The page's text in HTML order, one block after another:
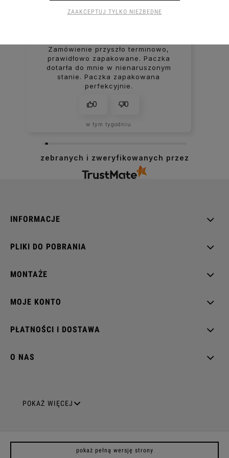
Zamówienie przyszło terminowo,
prawidłowo zapakowane. Paczka
dotarła do mnie w nienaruszonym
stanie. Paczka zapakowana
perfekcyjnie.
0 0
w tym tygodniu
zebranych i zweryfikowanych przez
INFORMACJE
PLIKI DO POBRANIA
MONTAŻE
MOJE KONTO
PŁATNOŚCI I DOSTAWA
O NAS
GNIAZDA ELEKTRYCZNE
Gniazda podwójne z uziemieniem
POKAŻ WIĘCEJ
pokaż pełną wersję strony
ZAAKCEPTUJ TYLKO NIEZBĘDNE